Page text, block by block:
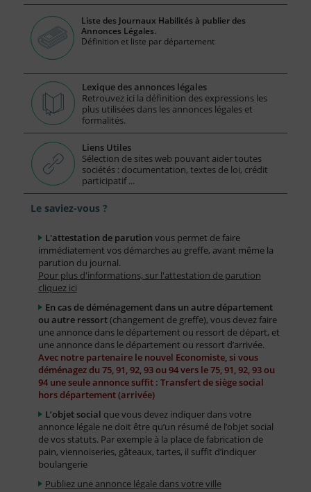
Liste des Journaux Habilités à publier des
Annonces Légales.
Définition et liste par département
Lexique des annonces légales
Retrouvez ici la définition des expressions les
plus utilisées dans les annonces légales et
formalités.
Liens Utiles
Sélection de sites web pouvant aider toutes
sociétés : documentation, textes de loi, crédit
participatif ...
Le saviez-vous ?
L'attestation de parution vous permet de faire
immédiatement vos démarches au greffe, avant même la
parution du journal.
Pour plus d'informations, sur l'attestation de parution
cliquez ici
En cas de déménagement dans un autre département
ou autre ressort(changement de greffe), vous devez faire
une annonce dans le département ou ressort de départ, et
une annonce dans le département ou ressort d’arrivée.
Avec notre partenaire le nouvel Economiste, si vous
déménagez du 75, 91, 92, 93 ou 94 vers le 75, 91, 92, 93 ou
94 une seule annonce suffit : Transfert de siège social
hors département (arrivée)
L’objet social que vous devez indiquer dans votre
annonce légale ne doit être qu’un résumé de l’objet social
de vos statuts. Par exemple à la place de fabrication de
pain, viennoiseries, gâteaux, tartes, il suffit d’indiquer
boulangerie
Publiez une annonce légale dans votre ville